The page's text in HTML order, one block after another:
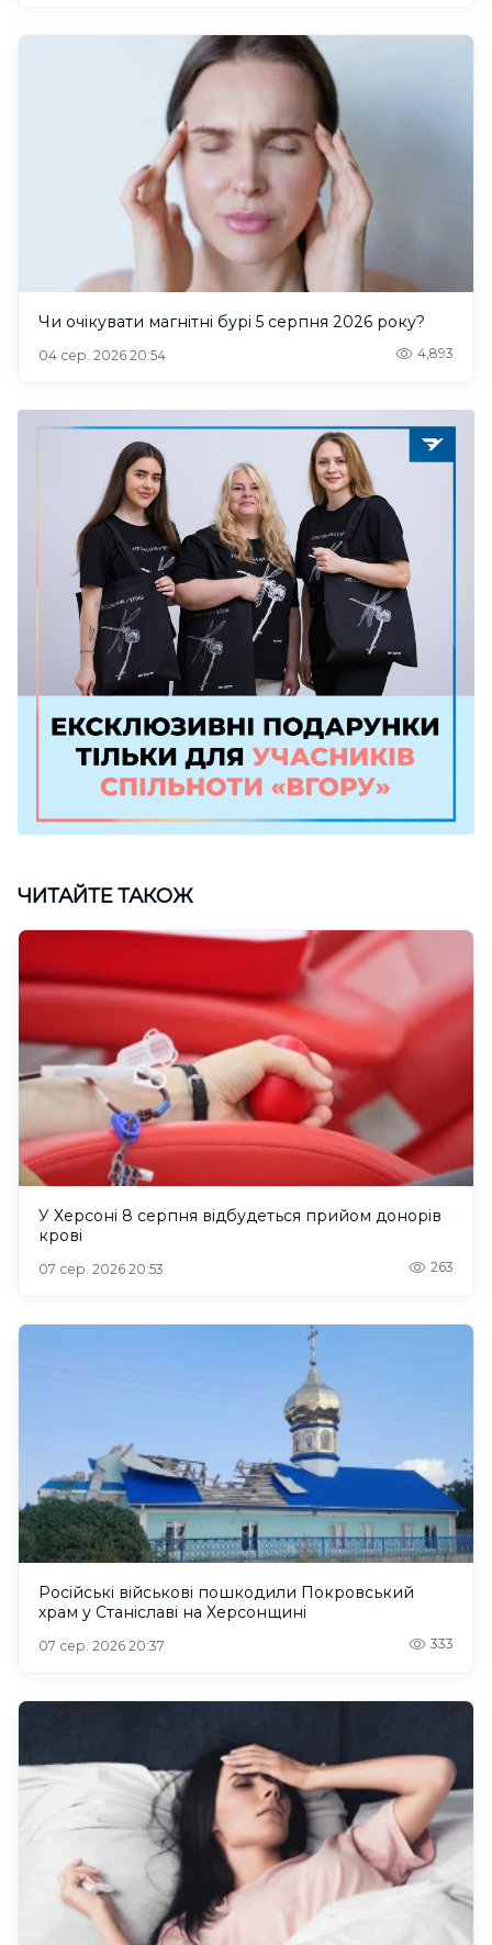
Чи очікувати магнітні бурі 5 серпня 2026 року?
04 сер. 2026 20:54 4,893
ЧИТАЙТЕ ТАКОЖ
У Херсоні 8 серпня відбудеться прийом донорів
крові
07 сер. 2026 20:53 263
Російські військові пошкодили Покровський
храм у Станіславі на Херсонщині
07 сер. 2026 20:37 333